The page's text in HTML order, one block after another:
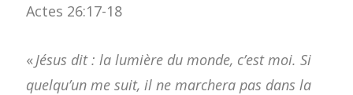
Actes 26:17-18
«Jésus dit : la lumière du monde, c’est moi. Si
quelqu’un me suit, il ne marchera pas dans la